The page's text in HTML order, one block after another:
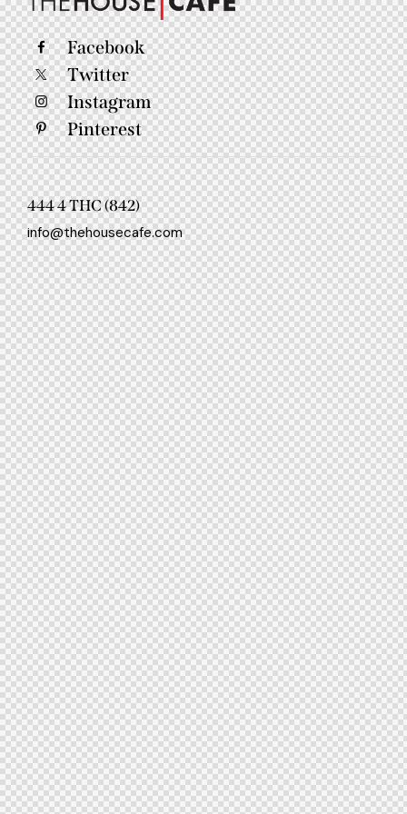
Facebook
Twitter
Instagram
Pinterest
444 4 THC (842)
info@thehousecafe.com